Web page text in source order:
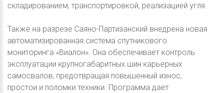
складированием, транспортировкой, реализацией угля.
Также на разрезе Саяно-Партизанский внедрена новая
автоматизированная система спутникового
мониторинга «Виалон». Она обеспечивает контроль
эксплуатации крупногабаритных шин карьерных
самосвалов, предотвращая повышенный износ,
простои и поломки техники. Программа дает